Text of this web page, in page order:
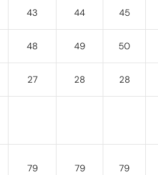
43 44 45
48 49 50
27 28 28
79 79 79